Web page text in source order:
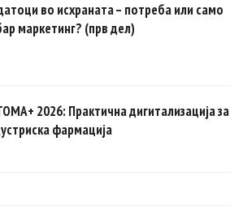
во исхраната – потреба или само
маркетинг? (прв дел)
2026: Практична дигитализација за
фармација